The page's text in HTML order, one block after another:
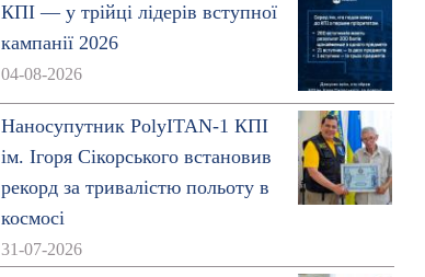
КПІ — у трійці лідерів вступної
кампанії 2026
04-08-2026
Наносупутник PolyITAN-1 КПІ
ім. Ігоря Сікорського встановив
рекорд за тривалістю польоту в
космосі
31-07-2026